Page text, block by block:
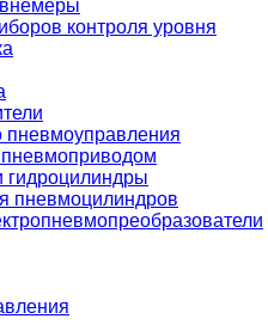
контроля уровня
пневмоуправления
пневмоцилиндров